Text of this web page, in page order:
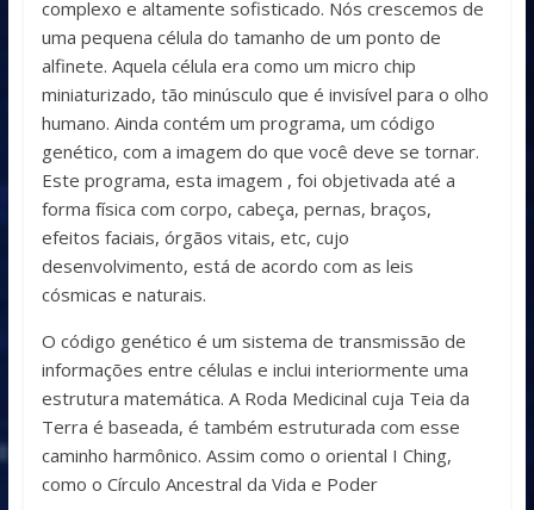
complexo e altamente sofisticado. Nós crescemos de
uma pequena célula do tamanho de um ponto de
alfinete. Aquela célula era como um micro chip
miniaturizado, tão minúsculo que é invisível para o olho
humano. Ainda contém um programa, um código
genético, com a imagem do que você deve se tornar.
Este programa, esta imagem , foi objetivada até a
forma física com corpo, cabeça, pernas, braços,
efeitos faciais, órgãos vitais, etc, cujo
desenvolvimento, está de acordo com as leis
cósmicas e naturais.
O código genético é um sistema de transmissão de
informações entre células e inclui interiormente uma
estrutura matemática. A Roda Medicinal cuja Teia da
Terra é baseada, é também estruturada com esse
caminho harmônico. Assim como o oriental I Ching,
como o Círculo Ancestral da Vida e Poder